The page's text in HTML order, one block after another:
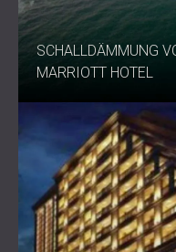
SCHALLDÄMMUNG
MARRIOTT HOTEL